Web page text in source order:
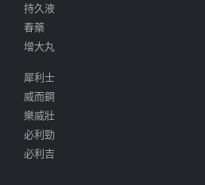
持久液
春藥
增大丸
犀利士
威而鋼
樂威壯
必利勁
必利吉